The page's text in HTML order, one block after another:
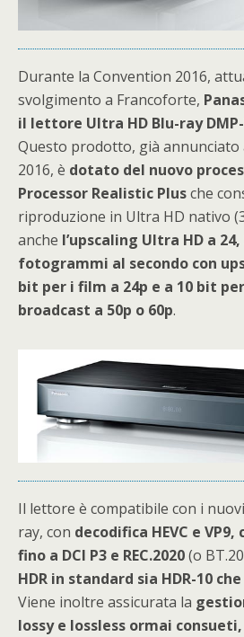
Durante la Convention 2016,
svolgimento a Francoforte,
il lettore Ultra HD Blu-ray DMP-
Questo prodotto, già annunciato
2016, è dotato del nuovo
Processor Realistic Plusche
riproduzione in Ultra HD nativo
anche l’upscaling Ultra HD a 24,
fotogrammi al secondo con
bit per i film a 24p e a 10 bit
broadcast a 50p o 60p.
Il lettore è compatibile con i
ray, con decodifica HEVC e
fino a DCI P3 e REC.2020(o
HDR in standard sia HDR-10
Viene inoltre assicurata la
lossy e lossless ormai